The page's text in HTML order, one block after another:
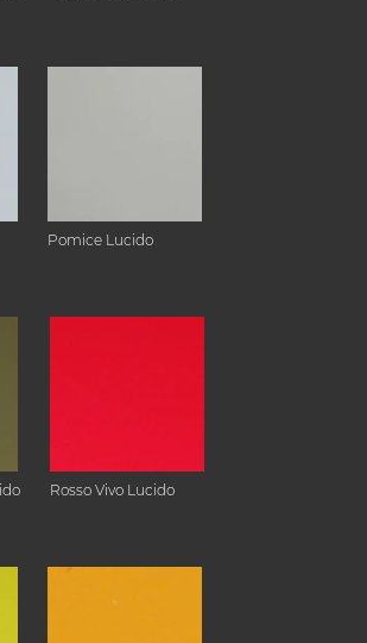
Pomice Lucido
Rosso Vivo Lucido